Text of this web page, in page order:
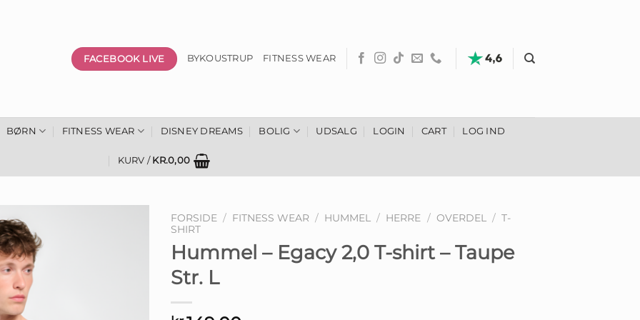
FACEBOOK LIVE BYKOUSTRUP FITNESS WEAR
BØRN FITNESS WEAR DISNEY DREAMS BOLIG UDSALG LOGIN CART LOG IND
KURV / KR.0,00
FORSIDE / FITNESS WEAR / HUMMEL / HERRE / OVERDEL / T-
SHIRT
Hummel – Egacy 2,0 T-shirt – Taupe
Str. L